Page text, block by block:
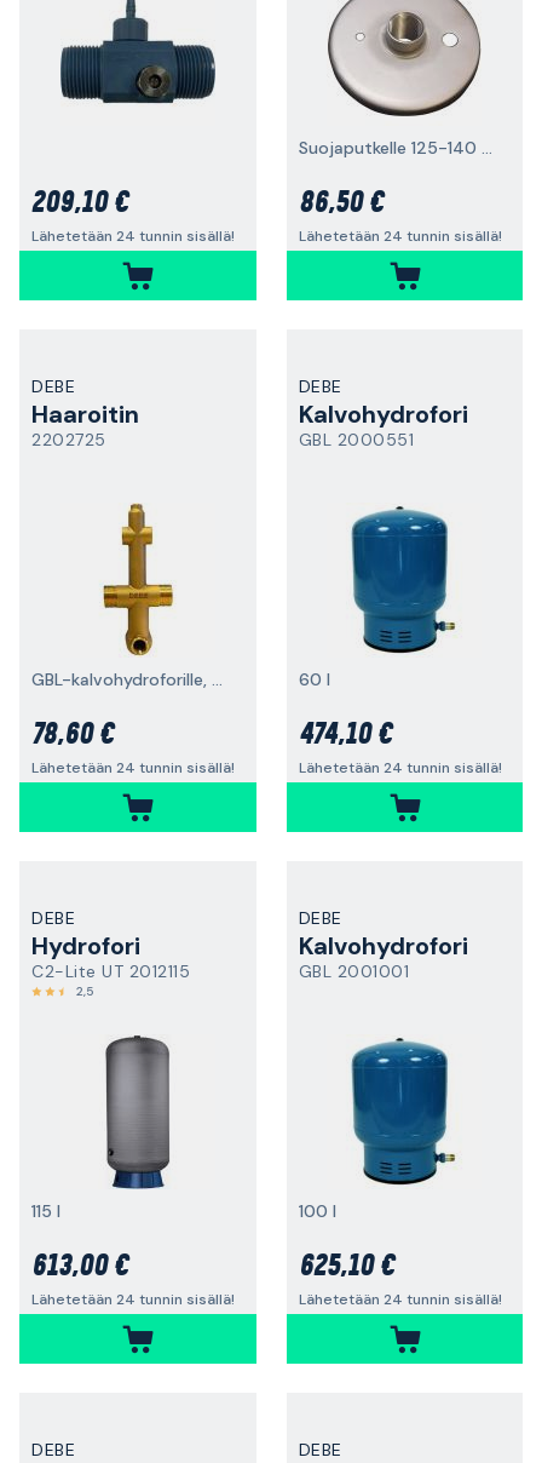
209,10 €
Lähetetään 24 tunnin sisällä!
Suojaputkelle 125-140 mm
86,50 €
Lähetetään 24 tunnin sisällä!
DEBE
Haaroitin
2202725
GBL-kalvohydroforille, 7-suuntainen
78,60 €
Lähetetään 24 tunnin sisällä!
DEBE
Kalvohydrofori
GBL 2000551
60 l
474,10 €
Lähetetään 24 tunnin sisällä!
DEBE
Hydrofori
C2-Lite UT 2012115
2,5
115 l
613,00 €
Lähetetään 24 tunnin sisällä!
DEBE
Kalvohydrofori
GBL 2001001
100 l
625,10 €
Lähetetään 24 tunnin sisällä!
DEBE DEBE